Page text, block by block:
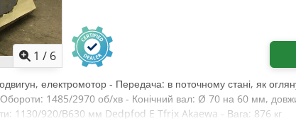
1 / 6
електромотор - Передача: в поточному стані, як
Обороти: 1485/2970 об/хв - Конічний вал: Ø 70 на 60 мм,
1130/920/В630 мм Dedpfod E Tfrjx Akaewa - Вага: 876 кг